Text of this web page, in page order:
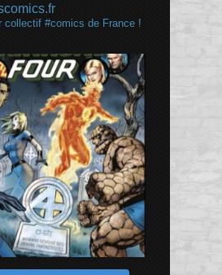
collectif #comics de France !